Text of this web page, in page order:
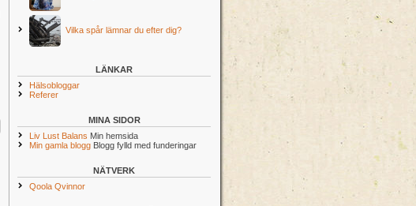
Vilka spår lämnar du efter dig?
LÄNKAR
Hälsobloggar
Referer
MINA SIDOR
Liv Lust Balans Min hemsida
Min gamla blogg Blogg fylld med funderingar
NÄTVERK
Qoola Qvinnor